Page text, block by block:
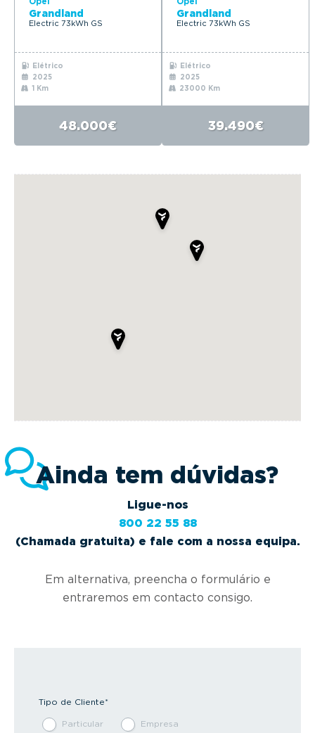
Grandland
Electric 73kWh GS
Elétrico
2025
1 Km
48.000€
Grandland
Electric 73kWh GS
Elétrico
2025
23000 Km
39.490€
Ainda tem dúvidas?
Ligue-nos
800 22 55 88
(Chamada gratuita) e fale com a nossa equipa.
Em alternativa, preencha o formulário e
entraremos em contacto consigo.
Tipo de Cliente*
Particular Empresa